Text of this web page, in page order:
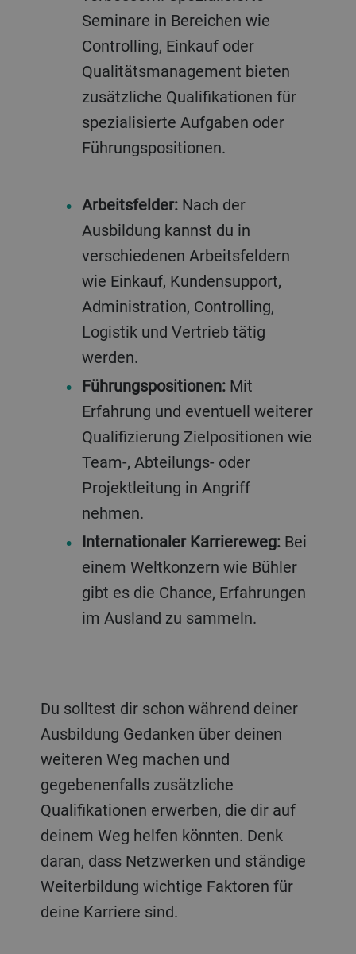
Seminare in Bereichen wie
Controlling, Einkauf oder
Qualitätsmanagement bieten
zusätzliche Qualifikationen für
spezialisierte Aufgaben oder
Führungspositionen.
Arbeitsfelder: Nach der
Ausbildung kannst du in
verschiedenen Arbeitsfeldern
wie Einkauf, Kundensupport,
Administration, Controlling,
Logistik und Vertrieb tätig
werden.
Führungspositionen: Mit
Erfahrung und eventuell weiterer
Qualifizierung Zielpositionen wie
Team-, Abteilungs- oder
Projektleitung in Angriff
nehmen.
Internationaler Karriereweg: Bei
einem Weltkonzern wie Bühler
gibt es die Chance, Erfahrungen
im Ausland zu sammeln.
Du solltest dir schon während deiner
Ausbildung Gedanken über deinen
weiteren Weg machen und
gegebenenfalls zusätzliche
Qualifikationen erwerben, die dir auf
deinem Weg helfen könnten. Denk
daran, dass Netzwerken und ständige
Weiterbildung wichtige Faktoren für
deine Karriere sind.